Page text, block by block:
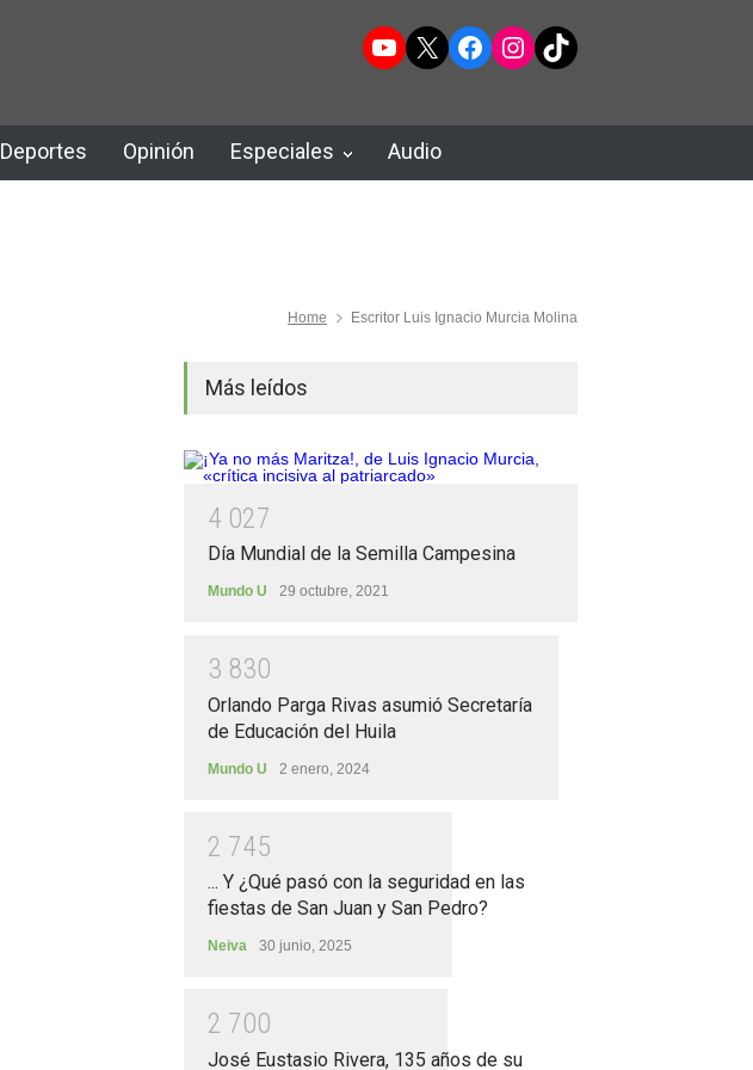
YouTube
X Facebook
Instagram
TikTok
Deportes Opinión Especiales Audio
Home Escritor Luis Ignacio Murcia Molina
Más leídos
4 027
Día Mundial de la Semilla Campesina
Mundo U 29 octubre, 2021
3 830
Orlando Parga Rivas asumió Secretaría
de Educación del Huila
Mundo U 2 enero, 2024
2 745
... Y ¿Qué pasó con la seguridad en las
fiestas de San Juan y San Pedro?
Neiva 30 junio, 2025
2 700
José Eustasio Rivera, 135 años de su